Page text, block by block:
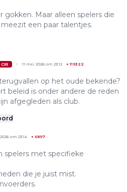
Maar alleen spelers die
een paar talentjes.
11 mei 2026 om 23:12 +119322
op het oude bekende?
beleid is onder andere de reden
afgegleden als club.
om 23:14 + 6897
spelers met specifieke
die je juist mist.